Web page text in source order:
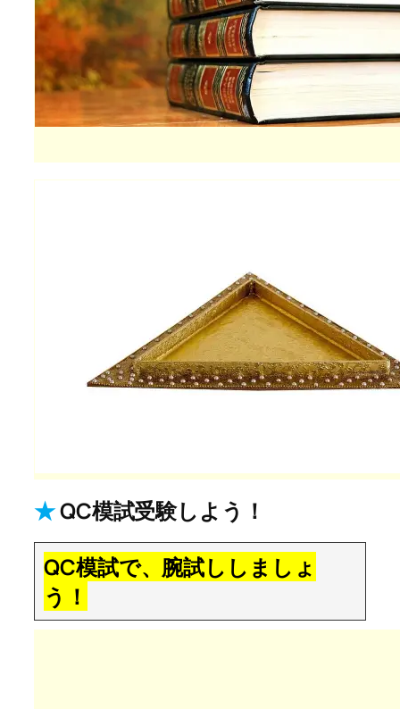
★QC模試受験しよう！
QC模試で、腕試ししましょ
う！